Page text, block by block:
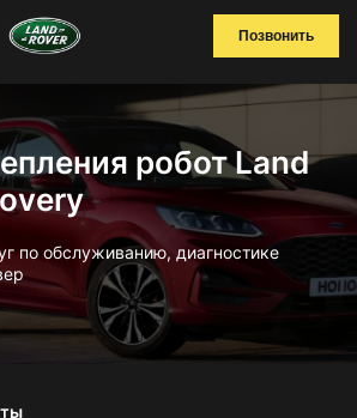
Позвонить
робот Land
по обслуживанию, диагностике